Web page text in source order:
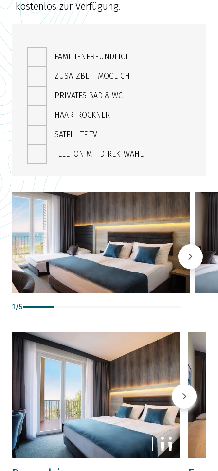
kostenlos zur Verfügung.
FAMILIENFREUNDLICH
ZUSATZBETT MÖGLICH
PRIVATES BAD & WC
HAARTROCKNER
SATELLITE TV
TELEFON MIT DIREKTWAHL
1/5